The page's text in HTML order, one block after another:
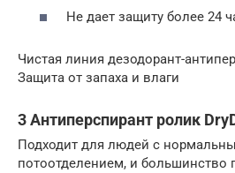
Не дает защиту более 24
Чистая линия дезодорант-
Защита от запаха и влаги
3 Антиперспирант ролик
Подходит для людей с
потоотделением, и большинство